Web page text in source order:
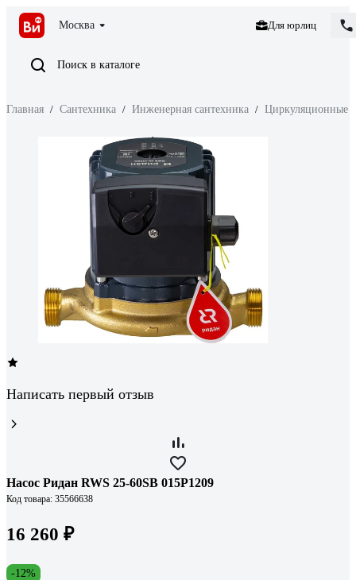
Москва Для юрлиц
Поиск в каталоге
Главная / Сантехника / Инженерная сантехника / Циркуляционные
Написать первый отзыв
Насос Ридан RWS 25-60SB 015P1209
Код товара: 35566638
16 260 ₽
-12%